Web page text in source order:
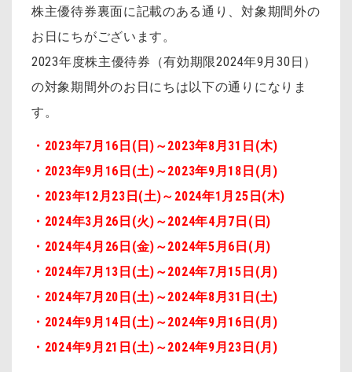
株主優待券裏面に記載のある通り、対象期間外の
お日にちがございます。
2023年度株主優待券（有効期限2024年9月30日）
の対象期間外のお日にちは以下の通りになりま
す。
・2023年7月16日(日)～2023年8月31日(木)
・2023年9月16日(土)～2023年9月18日(月)
・2023年12月23日(土)～2024年1月25日(木)
・2024年3月26日(火)～2024年4月7日(日)
・2024年4月26日(金)～2024年5月6日(月)
・2024年7月13日(土)～2024年7月15日(月)
・2024年7月20日(土)～2024年8月31日(土)
・2024年9月14日(土)～2024年9月16日(月)
・2024年9月21日(土)～2024年9月23日(月)